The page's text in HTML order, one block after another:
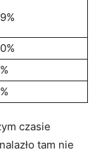
czasie
tam nie